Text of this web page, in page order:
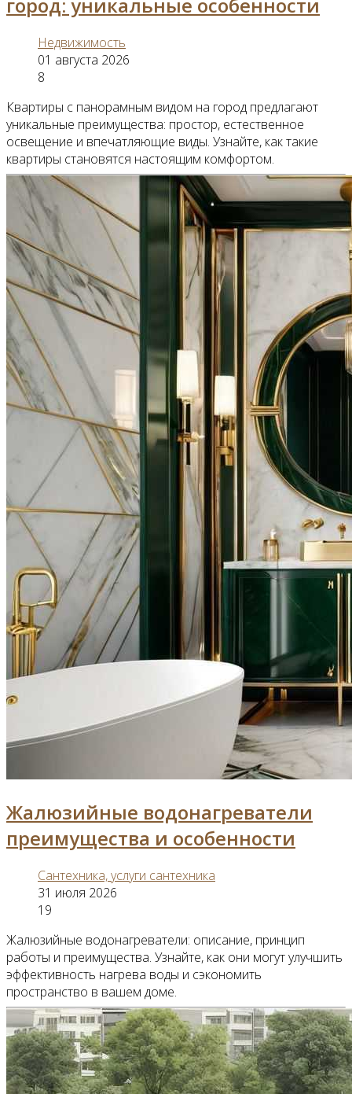
город: уникальные особенности
Недвижимость
01 августа 2026
8
Квартиры с панорамным видом на город предлагают
уникальные преимущества: простор, естественное
освещение и впечатляющие виды. Узнайте, как такие
квартиры становятся настоящим комфортом.
Жалюзийные водонагреватели
преимущества и особенности
Сантехника, услуги сантехника
31 июля 2026
19
Жалюзийные водонагреватели: описание, принцип
работы и преимущества. Узнайте, как они могут улучшить
эффективность нагрева воды и сэкономить
пространство в вашем доме.